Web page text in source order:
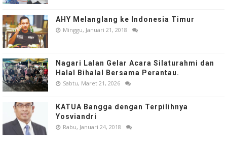
AHY Melanglang ke Indonesia Timur
Minggu, Januari 21, 2018
Nagari Lalan Gelar Acara Silaturahmi dan
Halal Bihalal Bersama Perantau.
Sabtu, Maret 21, 2026
KATUA Bangga dengan Terpilihnya
Yosviandri
Rabu, Januari 24, 2018